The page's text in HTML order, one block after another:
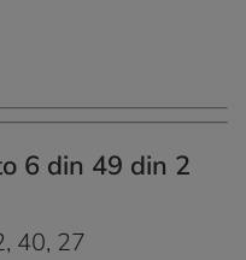
6 din 49 din 2
40, 27